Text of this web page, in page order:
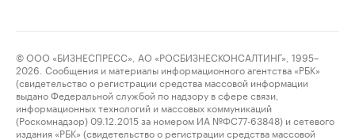
© ООО «БИЗНЕСПРЕСС», АО «РОСБИЗНЕСКОНСАЛТИНГ», 1995–
2026. Сообщения и материалы информационного агентства «РБК»
(свидетельство о регистрации средства массовой информации
выдано Федеральной службой по надзору в сфере связи,
информационных технологий и массовых коммуникаций
(Роскомнадзор) 09.12.2015 за номером ИА №ФС77-63848) и сетевого
издания «РБК» (свидетельство о регистрации средства массовой